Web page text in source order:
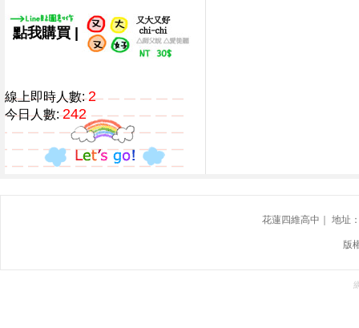
點我購買 |
線上即時人數:2
今日人數:242
花蓮四維高中｜ 地址
版